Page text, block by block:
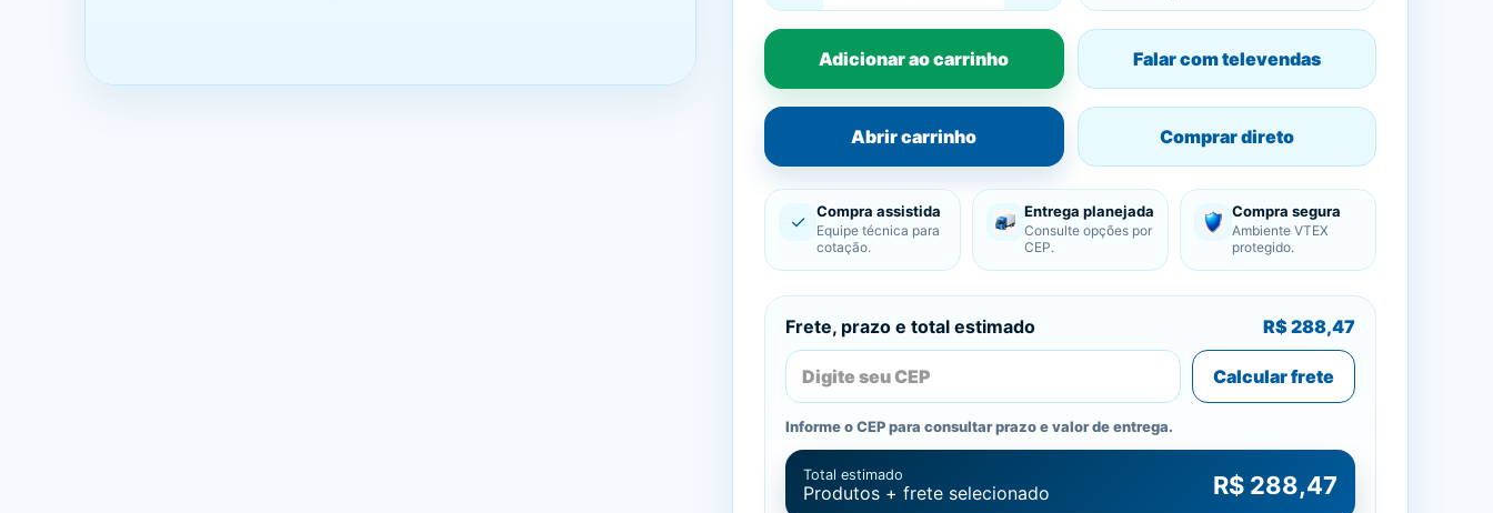
Adicionar ao carrinho Falar com televendas
Abrir carrinho Comprar direto
✓ Compra assistida
Equipe técnica para
cotação.
Entrega planejada
Consulte opções por
CEP.
Compra segura
Ambiente VTEX
protegido.
Frete, prazo e total estimado R$ 288,47
Calcular frete
Informe o CEP para consultar prazo e valor de entrega.
Total estimado
Produtos + frete selecionado R$ 288,47